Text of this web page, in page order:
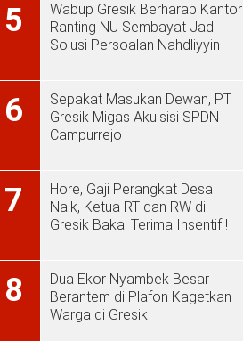
5
Wabup Gresik Berharap Kantor
Ranting NU Sembayat Jadi
Solusi Persoalan Nahdliyyin
6
Sepakat Masukan Dewan, PT
Gresik Migas Akuisisi SPDN
Campurrejo
7
Hore, Gaji Perangkat Desa
Naik, Ketua RT dan RW di
Gresik Bakal Terima Insentif !
8
Dua Ekor Nyambek Besar
Berantem di Plafon Kagetkan
Warga di Gresik